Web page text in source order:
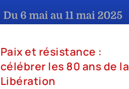
Paix et résistance :
célébrer les 80 ans de la
Libération